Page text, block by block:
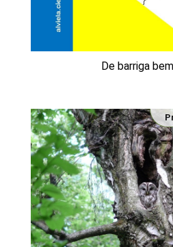
De barriga